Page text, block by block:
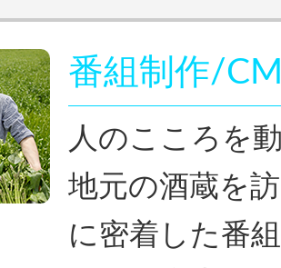
番組制作/
人のこころを
地元の酒蔵を
に密着した番